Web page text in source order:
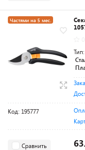
Частями на 5 мес.
Тип:
Код: 195777
Сравнить 63.